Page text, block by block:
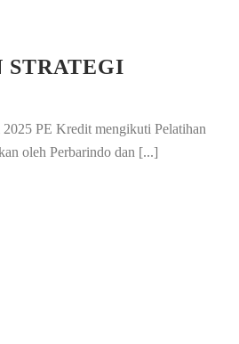
2025 PE Kredit mengikuti Pelatihan
oleh Perbarindo dan [...]